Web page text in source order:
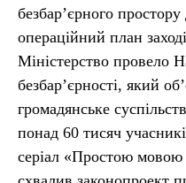
безбар’єрного
операційний план
Міністерство провело
безбар’єрності, який
громадянське
понад 60 тисяч
серіал «Простою